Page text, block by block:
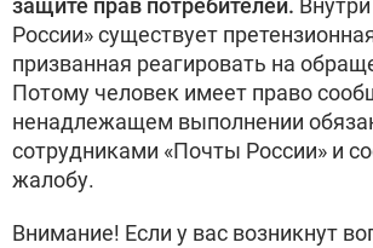
защите прав потребителей.
России» существует
призванная реагировать на
Потому человек имеет право
ненадлежащем выполнении
сотрудниками «Почты России» и
жалобу.
Внимание! Если у вас возникнут